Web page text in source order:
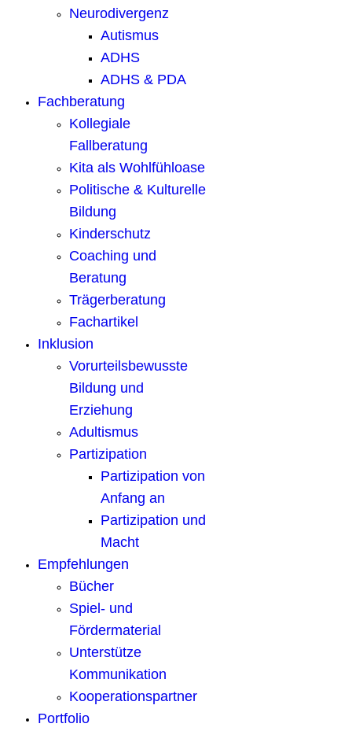
Neurodivergenz
Autismus
ADHS
ADHS & PDA
Fachberatung
Kollegiale
Fallberatung
Kita als Wohlfühloase
Politische & Kulturelle
Bildung
Kinderschutz
Coaching und
Beratung
Trägerberatung
Fachartikel
Inklusion
Vorurteilsbewusste
Bildung und
Erziehung
Adultismus
Partizipation
Partizipation von
Anfang an
Partizipation und
Macht
Empfehlungen
Bücher
Spiel- und
Fördermaterial
Unterstütze
Kommunikation
Kooperationspartner
Portfolio